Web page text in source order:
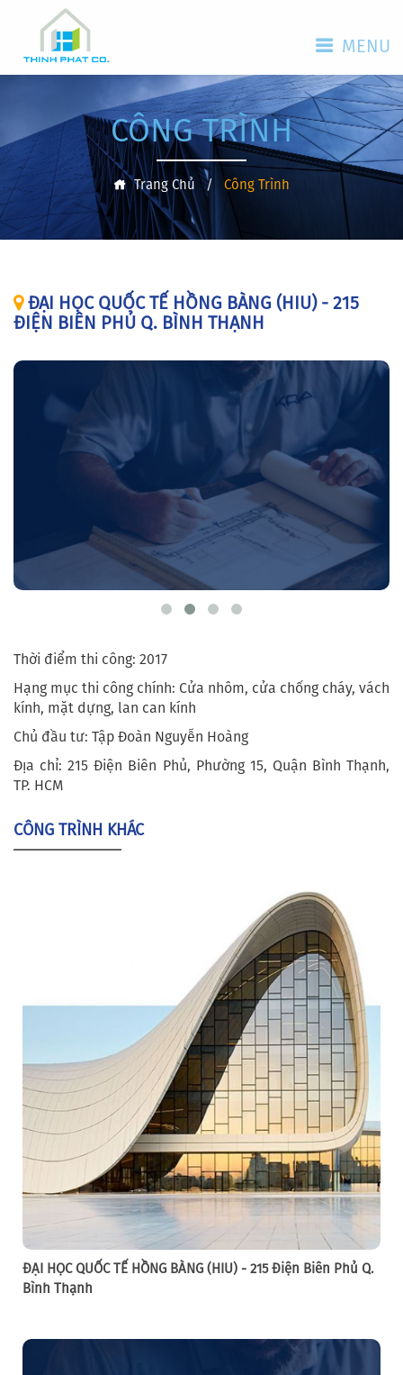
CÔNG TRÌNH
Trang Chủ / Công Trình
ĐẠI HỌC QUỐC TẾ HỒNG BÀNG (HIU) - 215
ĐIỆN BIÊN PHỦ Q. BÌNH THẠNH
Thời điểm thi công: 2017
Hạng mục thi công chính: Cửa nhôm, cửa chống cháy, vách
kính, mặt dựng, lan can kính
Chủ đầu tư: Tập Đoàn Nguyễn Hoàng
Địa chỉ: 215 Điện Biên Phủ, Phường 15, Quận Bình Thạnh,
TP. HCM
CÔNG TRÌNH KHÁC
ĐẠI HỌC QUỐC TẾ HỒNG BÀNG (HIU) - 215 Điện Biên Phủ Q.
Bình Thạnh
MENU